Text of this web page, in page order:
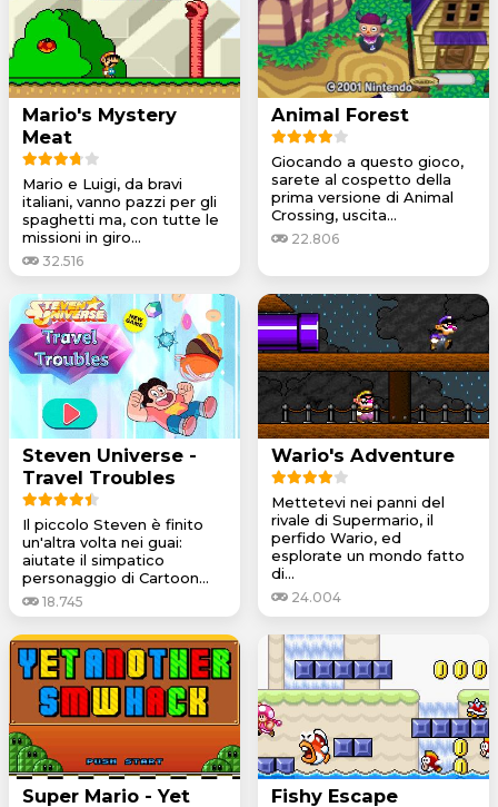
Mario's Mystery
Meat
Mario e Luigi, da bravi
italiani, vanno pazzi per gli
spaghetti ma, con tutte le
missioni in giro...
32.516
Animal Forest
Giocando a questo gioco,
sarete al cospetto della
prima versione di Animal
Crossing, uscita...
22.806
Steven Universe -
Travel Troubles
Il piccolo Steven è finito
un'altra volta nei guai:
aiutate il simpatico
personaggio di Cartoon...
18.745
Wario's Adventure
Mettetevi nei panni del
rivale di Supermario, il
perfido Wario, ed
esplorate un mondo fatto
di...
24.004
Super Mario - Yet
Fishy Escape